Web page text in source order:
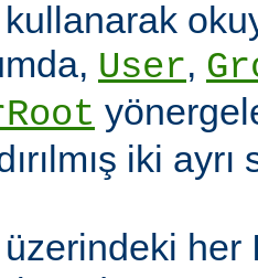
kullanarak
User,
iki ayrı
her